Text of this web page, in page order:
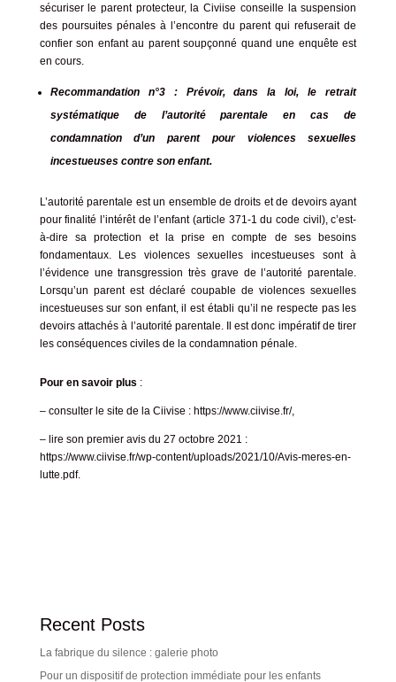
sécuriser le parent protecteur, la Civiise conseille la suspension
des poursuites pénales à l’encontre du parent qui refuserait de
confier son enfant au parent soupçonné quand une enquête est
en cours.
Recommandation n°3 : Prévoir, dans la loi, le retrait
systématique de l’autorité parentale en cas de
condamnation d’un parent pour violences sexuelles
incestueuses contre son enfant.
L’autorité parentale est un ensemble de droits et de devoirs ayant
pour finalité l’intérêt de l’enfant (article 371-1 du code civil), c’est-
à-dire sa protection et la prise en compte de ses besoins
fondamentaux. Les violences sexuelles incestueuses sont à
l’évidence une transgression très grave de l’autorité parentale.
Lorsqu’un parent est déclaré coupable de violences sexuelles
incestueuses sur son enfant, il est établi qu’il ne respecte pas les
devoirs attachés à l’autorité parentale. Il est donc impératif de tirer
les conséquences civiles de la condamnation pénale.
Pour en savoir plus :
– consulter le site de la Ciivise : https://www.ciivise.fr/,
– lire son premier avis du 27 octobre 2021 :
https://www.ciivise.fr/wp-content/uploads/2021/10/Avis-meres-en-
lutte.pdf.
Recent Posts
La fabrique du silence : galerie photo
Pour un dispositif de protection immédiate pour les enfants